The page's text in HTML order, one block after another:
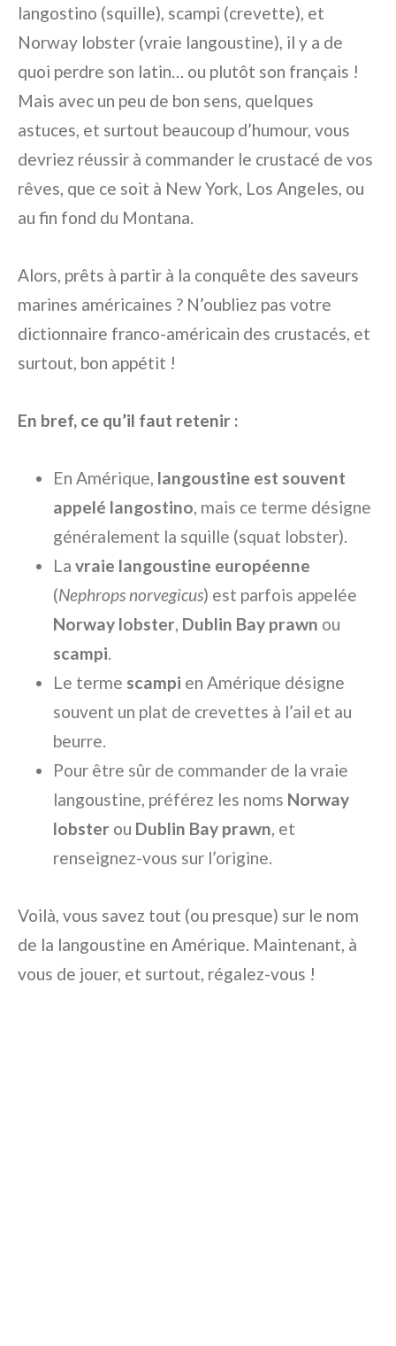
langostino (squille), scampi (crevette), et
Norway lobster (vraie langoustine), il y a de
quoi perdre son latin… ou plutôt son français !
Mais avec un peu de bon sens, quelques
astuces, et surtout beaucoup d’humour, vous
devriez réussir à commander le crustacé de vos
rêves, que ce soit à New York, Los Angeles, ou
au fin fond du Montana.
Alors, prêts à partir à la conquête des saveurs
marines américaines ? N’oubliez pas votre
dictionnaire franco-américain des crustacés, et
surtout, bon appétit !
En bref, ce qu’il faut retenir :
En Amérique, langoustine est souvent
appelé langostino, mais ce terme désigne
généralement la squille (squat lobster).
La vraie langoustine européenne
(Nephrops norvegicus) est parfois appelée
Norway lobster, Dublin Bay prawn ou
scampi.
Le terme scampi en Amérique désigne
souvent un plat de crevettes à l’ail et au
beurre.
Pour être sûr de commander de la vraie
langoustine, préférez les noms Norway
lobster ou Dublin Bay prawn, et
renseignez-vous sur l’origine.
Voilà, vous savez tout (ou presque) sur le nom
de la langoustine en Amérique. Maintenant, à
vous de jouer, et surtout, régalez-vous !